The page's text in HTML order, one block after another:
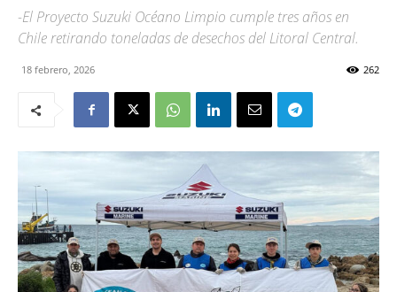
-El Proyecto Suzuki Océano Limpio cumple tres años en
Chile retirando toneladas de desechos del Litoral Central.
18 febrero, 2026 262